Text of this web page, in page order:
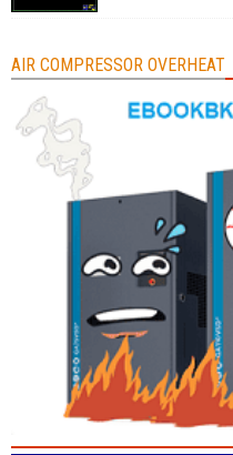
AIR COMPRESSOR OVERHEAT